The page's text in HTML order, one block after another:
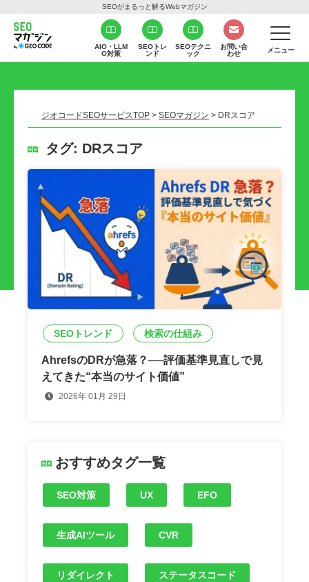
SEOがまるっと解るWebマガジン
AIO・LLM
O対策
SEOトレ
ンド
SEOテクニ
ック
お問い合
わせ
メニュー
ジオコードSEOサービスTOP > SEOマガジン > DRスコア
タグ: DRスコア
SEOトレンド 検索の仕組み
AhrefsのDRが急落？──評価基準見直しで見
えてきた“本当のサイト価値”
2026年 01月 29日
おすすめタグ一覧
SEO対策 UX EFO
生成AIツール CVR
リダイレクト ステータスコード